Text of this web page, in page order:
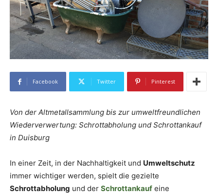
Facebook Twitter Pinterest
Von der Altmetallsammlung bis zur umweltfreundlichen
Wiederverwertung: Schrottabholung und Schrottankauf
in Duisburg
In einer Zeit, in der Nachhaltigkeit und Umweltschutz
immer wichtiger werden, spielt die gezielte
Schrottabholung und der Schrottankauf eine